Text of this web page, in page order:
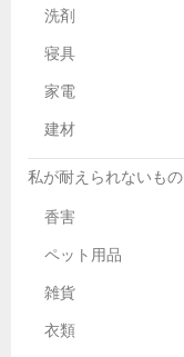
洗剤
寝具
家電
建材
私が耐えられないもの
香害
ペット用品
雑貨
衣類